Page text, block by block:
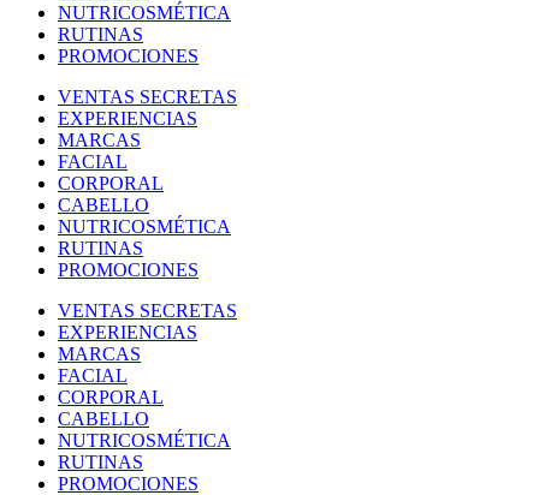
NUTRICOSMÉTICA
RUTINAS
PROMOCIONES
VENTAS SECRETAS
EXPERIENCIAS
MARCAS
FACIAL
CORPORAL
CABELLO
NUTRICOSMÉTICA
RUTINAS
PROMOCIONES
VENTAS SECRETAS
EXPERIENCIAS
MARCAS
FACIAL
CORPORAL
CABELLO
NUTRICOSMÉTICA
RUTINAS
PROMOCIONES